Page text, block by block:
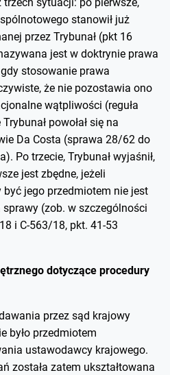
sytuacji: po pierwsze,
stanowił już
przez Trybunał (pkt 16
jest w doktrynie prawa
stosowanie prawa
że nie pozostawia ono
wątpliwości (reguła
powołał się na
Da Costa (sprawa 28/62 do
Po trzecie, Trybunał wyjaśnił,
jest zbędne, jeżeli
być jego przedmiotem nie jest
(zob. w szczególności
i C‑563/18, pkt. 41-53
dotyczące procedury
przez sąd krajowy
było przedmiotem
ustawodawcy krajowego.
została zatem ukształtowana